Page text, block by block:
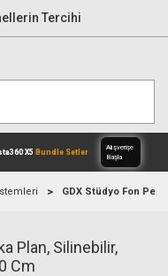
Tercihi
Alışverişe
GDX Stüdyo Fon
Plan, Silinebilir,
Cm